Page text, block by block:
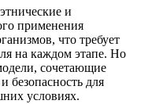
и
применения
что требует
на каждом этапе. Но
сочетающие
безопасность для
условиях.